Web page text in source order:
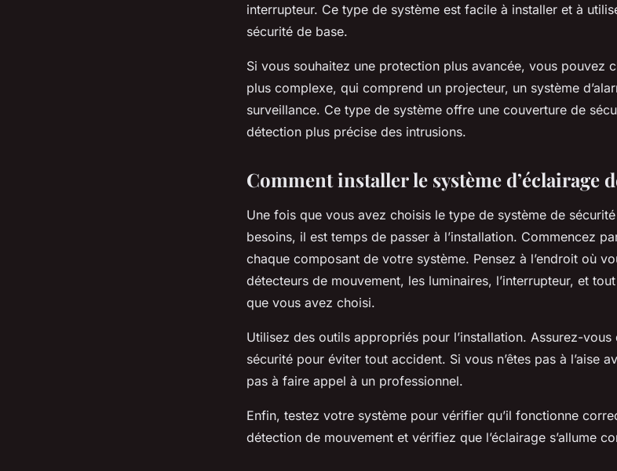
interrupteur. Ce type de système est facile à installer et à
sécurité de base.
Si vous souhaitez une protection plus avancée, vous pouvez
plus complexe, qui comprend un projecteur, un système
surveillance. Ce type de système offre une couverture de
détection plus précise des intrusions.
Comment installer le système d’éclairage
Une fois que vous avez choisis le type de système de
besoins, il est temps de passer à l’installation. Commencez
chaque composant de votre système. Pensez à l’endroit où
détecteurs de mouvement, les luminaires, l’interrupteur, et
que vous avez choisi.
Utilisez des outils appropriés pour l’installation. Assurez-
sécurité pour éviter tout accident. Si vous n’êtes pas à l’aise
pas à faire appel à un professionnel.
Enfin, testez votre système pour vérifier qu’il fonctionne
détection de mouvement et vérifiez que l’éclairage s’allume